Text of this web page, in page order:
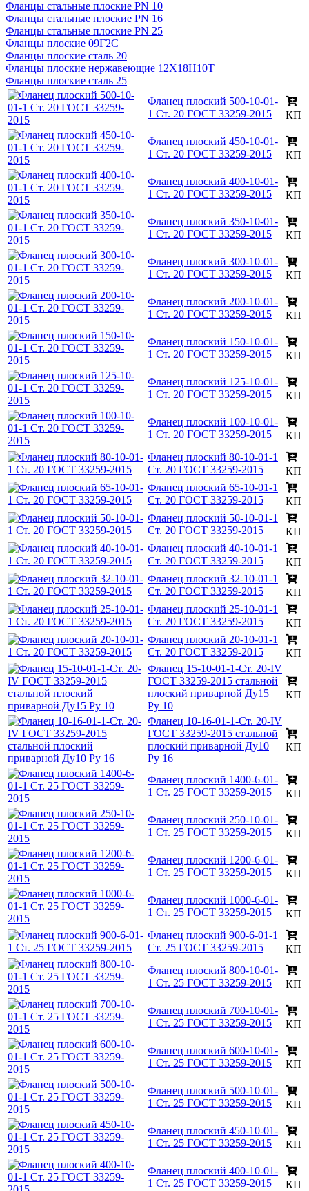
Фланцы стальные плоские PN 10
Фланцы стальные плоские PN 16
Фланцы стальные плоские PN 25
Фланцы плоские 09Г2С
Фланцы плоские сталь 20
Фланцы плоские нержавеющие 12Х18Н10Т
Фланцы плоские сталь 25
Фланец плоский 500-10-01-
1 Ст. 20 ГОСТ 33259-2015
КП
Фланец плоский 450-10-01-
1 Ст. 20 ГОСТ 33259-2015
КП
Фланец плоский 400-10-01-
1 Ст. 20 ГОСТ 33259-2015
КП
Фланец плоский 350-10-01-
1 Ст. 20 ГОСТ 33259-2015
КП
Фланец плоский 300-10-01-
1 Ст. 20 ГОСТ 33259-2015
КП
Фланец плоский 200-10-01-
1 Ст. 20 ГОСТ 33259-2015
КП
Фланец плоский 150-10-01-
1 Ст. 20 ГОСТ 33259-2015
КП
Фланец плоский 125-10-01-
1 Ст. 20 ГОСТ 33259-2015
КП
Фланец плоский 100-10-01-
1 Ст. 20 ГОСТ 33259-2015
КП
Фланец плоский 80-10-01-1
Ст. 20 ГОСТ 33259-2015
КП
Фланец плоский 65-10-01-1
Ст. 20 ГОСТ 33259-2015
КП
Фланец плоский 50-10-01-1
Ст. 20 ГОСТ 33259-2015
КП
Фланец плоский 40-10-01-1
Ст. 20 ГОСТ 33259-2015
КП
Фланец плоский 32-10-01-1
Ст. 20 ГОСТ 33259-2015
КП
Фланец плоский 25-10-01-1
Ст. 20 ГОСТ 33259-2015
КП
Фланец плоский 20-10-01-1
Ст. 20 ГОСТ 33259-2015
КП
Фланец 15-10-01-1-Ст. 20-IV
ГОСТ 33259-2015 стальной
плоский приварной Ду15
Ру 10
КП
Фланец 10-16-01-1-Ст. 20-IV
ГОСТ 33259-2015 стальной
плоский приварной Ду10
Ру 16
КП
Фланец плоский 1400-6-01-
1 Ст. 25 ГОСТ 33259-2015
КП
Фланец плоский 250-10-01-
1 Ст. 25 ГОСТ 33259-2015
КП
Фланец плоский 1200-6-01-
1 Ст. 25 ГОСТ 33259-2015
КП
Фланец плоский 1000-6-01-
1 Ст. 25 ГОСТ 33259-2015
КП
Фланец плоский 900-6-01-1
Ст. 25 ГОСТ 33259-2015
КП
Фланец плоский 800-10-01-
1 Ст. 25 ГОСТ 33259-2015
КП
Фланец плоский 700-10-01-
1 Ст. 25 ГОСТ 33259-2015
КП
Фланец плоский 600-10-01-
1 Ст. 25 ГОСТ 33259-2015
КП
Фланец плоский 500-10-01-
1 Ст. 25 ГОСТ 33259-2015
КП
Фланец плоский 450-10-01-
1 Ст. 25 ГОСТ 33259-2015
КП
Фланец плоский 400-10-01-
1 Ст. 25 ГОСТ 33259-2015
КП